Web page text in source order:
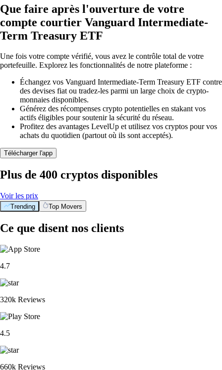
Que faire après l'ouverture de votre
compte courtier Vanguard Intermediate-
Term Treasury ETF
Une fois votre compte vérifié, vous avez le contrôle total de votre
portefeuille. Explorez les fonctionnalités de notre plateforme :
Échangez vos Vanguard Intermediate-Term Treasury ETF contre
des devises fiat ou tradez-les parmi un large choix de crypto-
monnaies disponibles.
Générez des récompenses crypto potentielles en stakant vos
actifs éligibles pour soutenir la sécurité du réseau.
Profitez des avantages LevelUp et utilisez vos cryptos pour vos
achats du quotidien (partout où ils sont acceptés).
Télécharger l'app
Plus de 400 cryptos disponibles
Voir les prix
Trending Top Movers
Ce que disent nos clients
4.7
320k Reviews
4.5
660k Reviews